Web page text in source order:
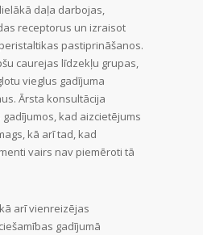
daļa darbojas,
receptorus un izraisot
pastiprināšanos.
caurejas līdzekļu grupas,
vieglus gadījuma
Ārsta konsultācija
kad aizcietējums
kā arī tad, kad
vairs nav piemēroti tā
arī vienreizējas
gadījumā